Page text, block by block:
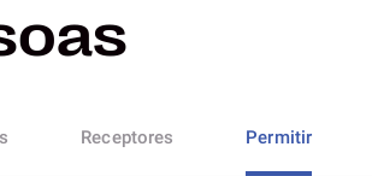
Receptores Permitir